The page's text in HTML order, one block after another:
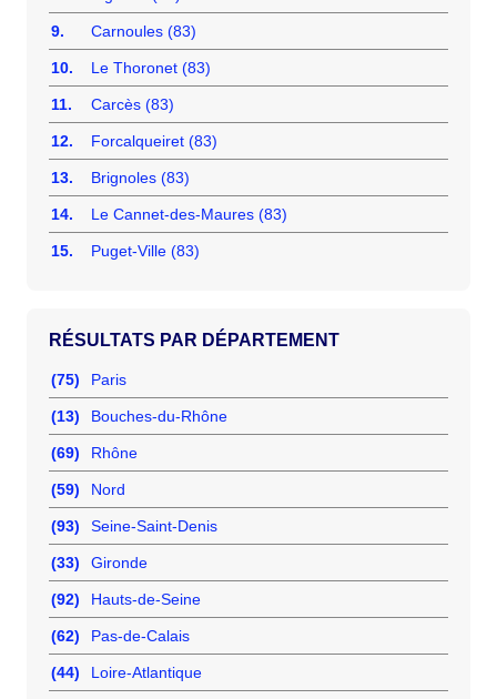
9. Carnoules (83)
10. Le Thoronet (83)
11. Carcès (83)
12. Forcalqueiret (83)
13. Brignoles (83)
14. Le Cannet-des-Maures (83)
15. Puget-Ville (83)
RÉSULTATS PAR DÉPARTEMENT
(75) Paris
(13) Bouches-du-Rhône
(69) Rhône
(59) Nord
(93) Seine-Saint-Denis
(33) Gironde
(92) Hauts-de-Seine
(62) Pas-de-Calais
(44) Loire-Atlantique